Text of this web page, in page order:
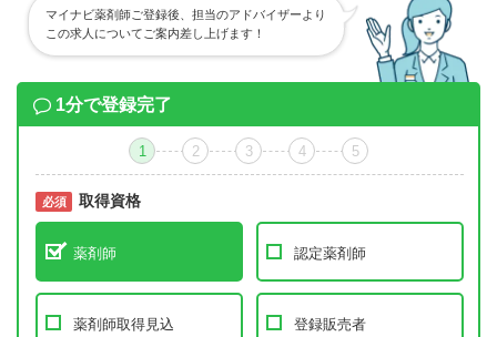
マイナビ薬剤師ご登録後、担当のアドバイザーより
この求人についてご案内差し上げます！
1分で登録完了
1 2 3 4 5
必須 取得資格
薬剤師 認定薬剤師
薬剤師取得見込 登録販売者